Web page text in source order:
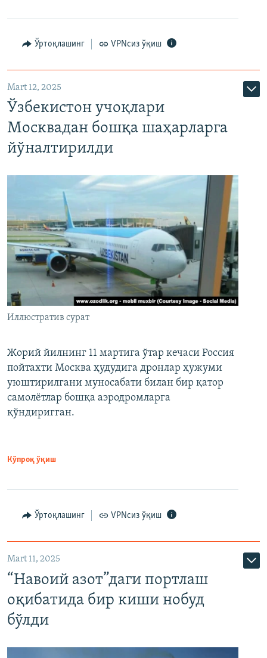
Ўртоқлашинг VPNсиз ўқиш
Mart 12, 2025
Ўзбекистон учоқлари
Москвадан бошқа шаҳарларга
йўналтирилди
Иллюстратив сурат
Жорий йилнинг 11 мартига ўтар кечаси Россия
пойтахти Москва ҳудудига дронлар ҳужуми
уюштирилгани муносабати билан бир қатор
самолётлар бошқа аэродромларга
қўндиригган.
Кўпроқ ўқиш
Ўртоқлашинг VPNсиз ўқиш
Mart 11, 2025
“Навоий азот”даги портлаш
оқибатида бир киши нобуд
бўлди